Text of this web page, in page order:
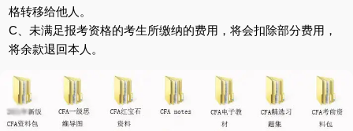
格转移给他人。
C、未满足报考资格的考生所缴纳的费用，将会扣除部分费用，
将余款退回本人。